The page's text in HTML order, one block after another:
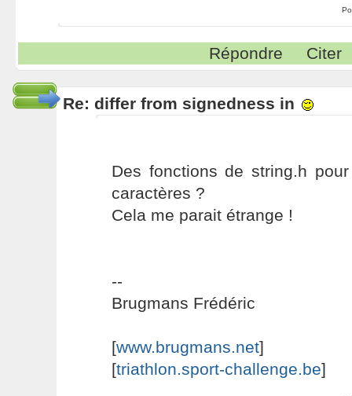
Répondre Citer
Re: differ from signedness in
Des fonctions de string.h
caractères ?
Cela me parait étrange !
--
Brugmans Frédéric
[www.brugmans.net]
[triathlon.sport-challenge.be]